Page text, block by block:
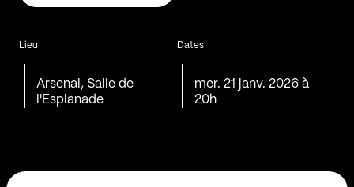
Lieu
Arsenal, Salle de
l'Esplanade
Dates
mer. 21 janv. 2026 à
20h